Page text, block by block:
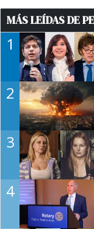
MÁS LEÍDAS DE
1
2
3
4